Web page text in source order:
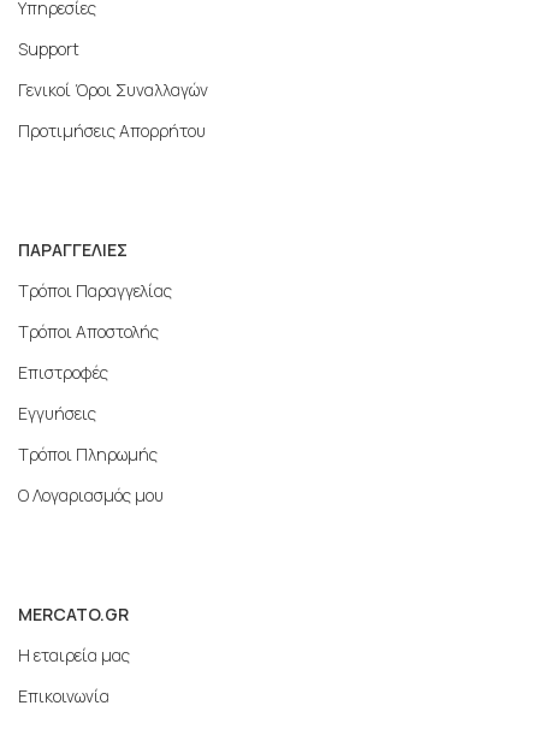
Υπηρεσίες
Support
Γενικοί Όροι Συναλλαγών
Προτιμήσεις Απορρήτου
ΠΑΡΑΓΓΕΛΙΕΣ
Τρόποι Παραγγελίας
Τρόποι Αποστολής
Επιστροφές
Εγγυήσεις
Τρόποι Πληρωμής
Ο Λογαριασμός μου
MERCATO.GR
Η εταιρεία μας
Επικοινωνία